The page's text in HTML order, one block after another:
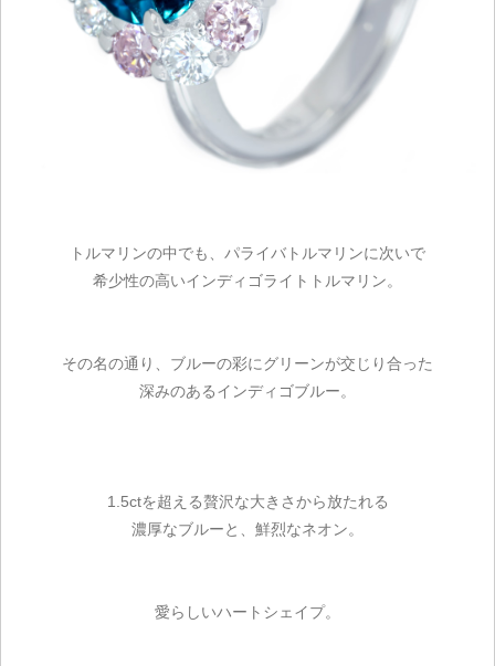
トルマリンの中でも、パライバトルマリンに次いで
希少性の高いインディゴライトトルマリン。
その名の通り、ブルーの彩にグリーンが交じり合った
深みのあるインディゴブルー。
1.5ctを超える贅沢な大きさから放たれる
濃厚なブルーと、鮮烈なネオン。
愛らしいハートシェイプ。